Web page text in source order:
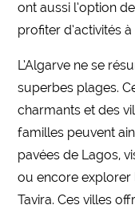
ont aussi l’option
profiter d’activités
L’Algarve ne se
superbes plages.
charmants et des
familles peuvent
pavées de Lagos,
ou encore explorer
Tavira. Ces villes